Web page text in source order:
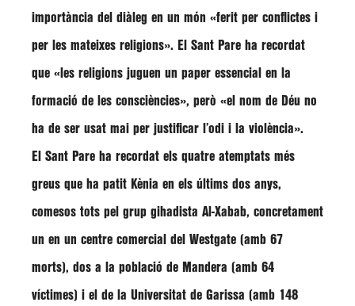
importància del diàleg en un món «ferit per conflictes i
per les mateixes religions». El Sant Pare ha recordat
que «les religions juguen un paper essencial en la
formació de les consciències», però «el nom de Déu no
ha de ser usat mai per justificar l’odi i la violència».
El Sant Pare ha recordat els quatre atemptats més
greus que ha patit Kènia en els últims dos anys,
comesos tots pel grup gihadista Al-Xabab, concretament
un en un centre comercial del Westgate (amb 67
morts), dos a la població de Mandera (amb 64
víctimes) i el de la Universitat de Garissa (amb 148